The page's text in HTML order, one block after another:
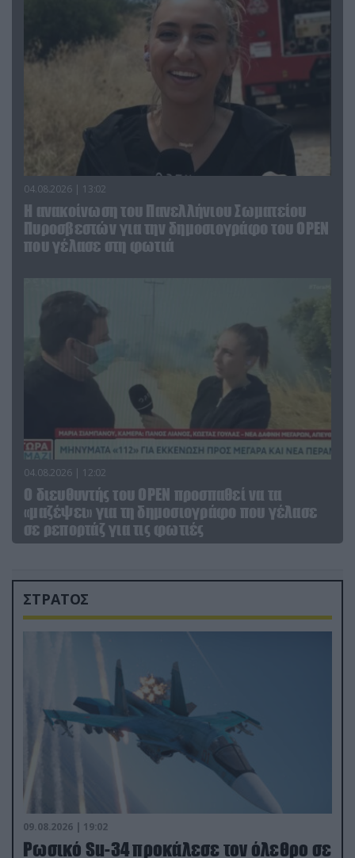
04.08.2026 | 13:02
Η ανακοίνωση του Πανελλήνιου Σωματείου
Πυροσβεστών για την δημοσιογράφο του OPEN
που γέλασε στη φωτιά
04.08.2026 | 12:02
O διευθυντής του OPEN προσπαθεί να τα
«μαζέψει» για τη δημοσιογράφο που γέλασε
σε ρεπορτάζ για τις φωτιές
ΣΤΡΑΤΟΣ
09.08.2026 | 19:02
Ρωσικό Su-34 προκάλεσε τον όλεθρο σε